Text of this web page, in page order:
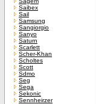
Saibex
Sail
Samsung
Sangiorgio
Sanyo
Saturn
Scarlett
Scher-Khan
Scholtes
Scott
Sdmo
Seg
Sega
Sekonic
Sennheirzer